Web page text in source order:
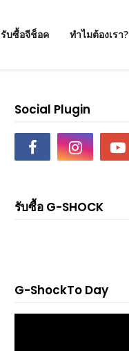
รับซื้อจีช็อค ทำไมต้องเรา?
Social Plugin
รับซื้อ G-SHOCK
G-ShockTo Day